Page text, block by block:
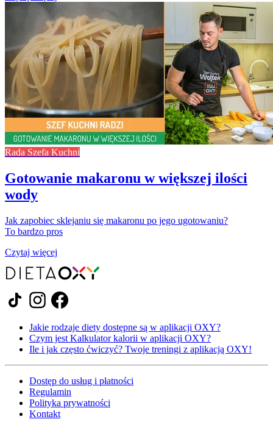
Rada Szefa Kuchni
Gotowanie makaronu w większej ilości
wody
Jak zapobiec sklejaniu się makaronu po jego ugotowaniu?
To bardzo pros
Czytaj więcej
Jakie rodzaje diety dostępne są w aplikacji OXY?
Czym jest Kalkulator kalorii w aplikacji OXY?
Ile i jak często ćwiczyć? Twoje treningi z aplikacją OXY!
Dostęp do usług i płatności
Regulamin
Polityka prywatności
Kontakt